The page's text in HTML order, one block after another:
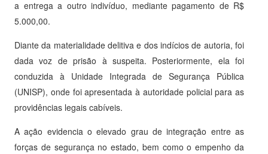
a entrega a outro indivíduo, mediante pagamento de R$
5.000,00.
Diante da materialidade delitiva e dos indícios de autoria, foi
dada voz de prisão à suspeita. Posteriormente, ela foi
conduzida à Unidade Integrada de Segurança Pública
(UNISP), onde foi apresentada à autoridade policial para as
providências legais cabíveis.
A ação evidencia o elevado grau de integração entre as
forças de segurança no estado, bem como o empenho da